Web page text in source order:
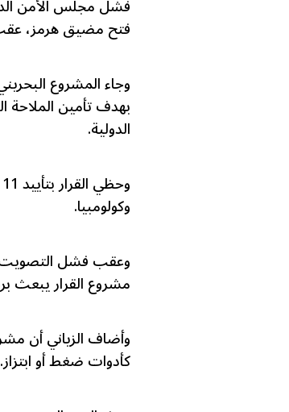
فشل مجلس الأمن
فتح مضيق هرمز،
وجاء المشروع
بهدف تأمين الملاحة
الدولية.
وكولومبيا.
وعقب فشل التصويت،
مشروع القرار يبعث
وأضاف الزياني أن
كأدوات ضغط أو ابتزاز.